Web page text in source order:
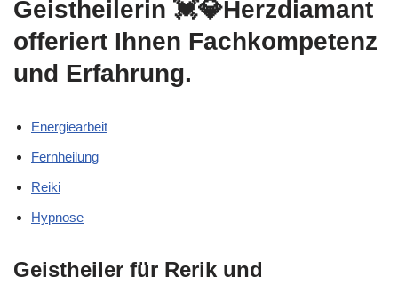
Geistheilerin 💓️💎Herzdiamant
offeriert Ihnen Fachkompetenz
und Erfahrung.
Energiearbeit
Fernheilung
Reiki
Hypnose
Geistheiler für Rerik und